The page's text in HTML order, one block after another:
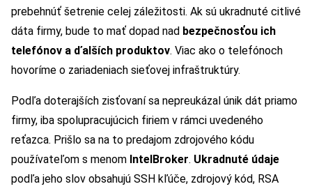
prebehnúť šetrenie celej záležitosti. Ak sú ukradnuté citlivé
dáta firmy, bude to mať dopad nad bezpečnosťou ich
telefónov a ďalších produktov. Viac ako o telefónoch
hovoríme o zariadeniach sieťovej infraštruktúry.
Podľa doterajších zisťovaní sa nepreukázal únik dát priamo
firmy, iba spolupracujúcich firiem v rámci uvedeného
reťazca. Prišlo sa na to predajom zdrojového kódu
používateľom s menom IntelBroker. Ukradnuté údaje
podľa jeho slov obsahujú SSH kľúče, zdrojový kód, RSA